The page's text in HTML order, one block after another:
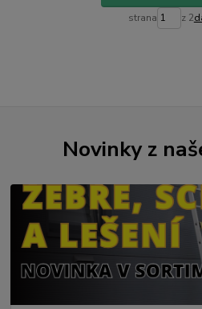
strana z 2
Novinky z